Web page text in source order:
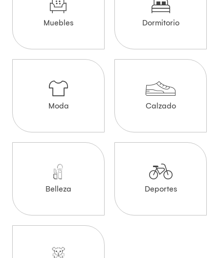
Muebles Dormitorio
Moda Calzado
Belleza Deportes